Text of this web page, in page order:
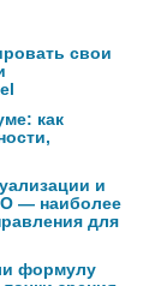
свои
как
и
— наиболее
для
формулу